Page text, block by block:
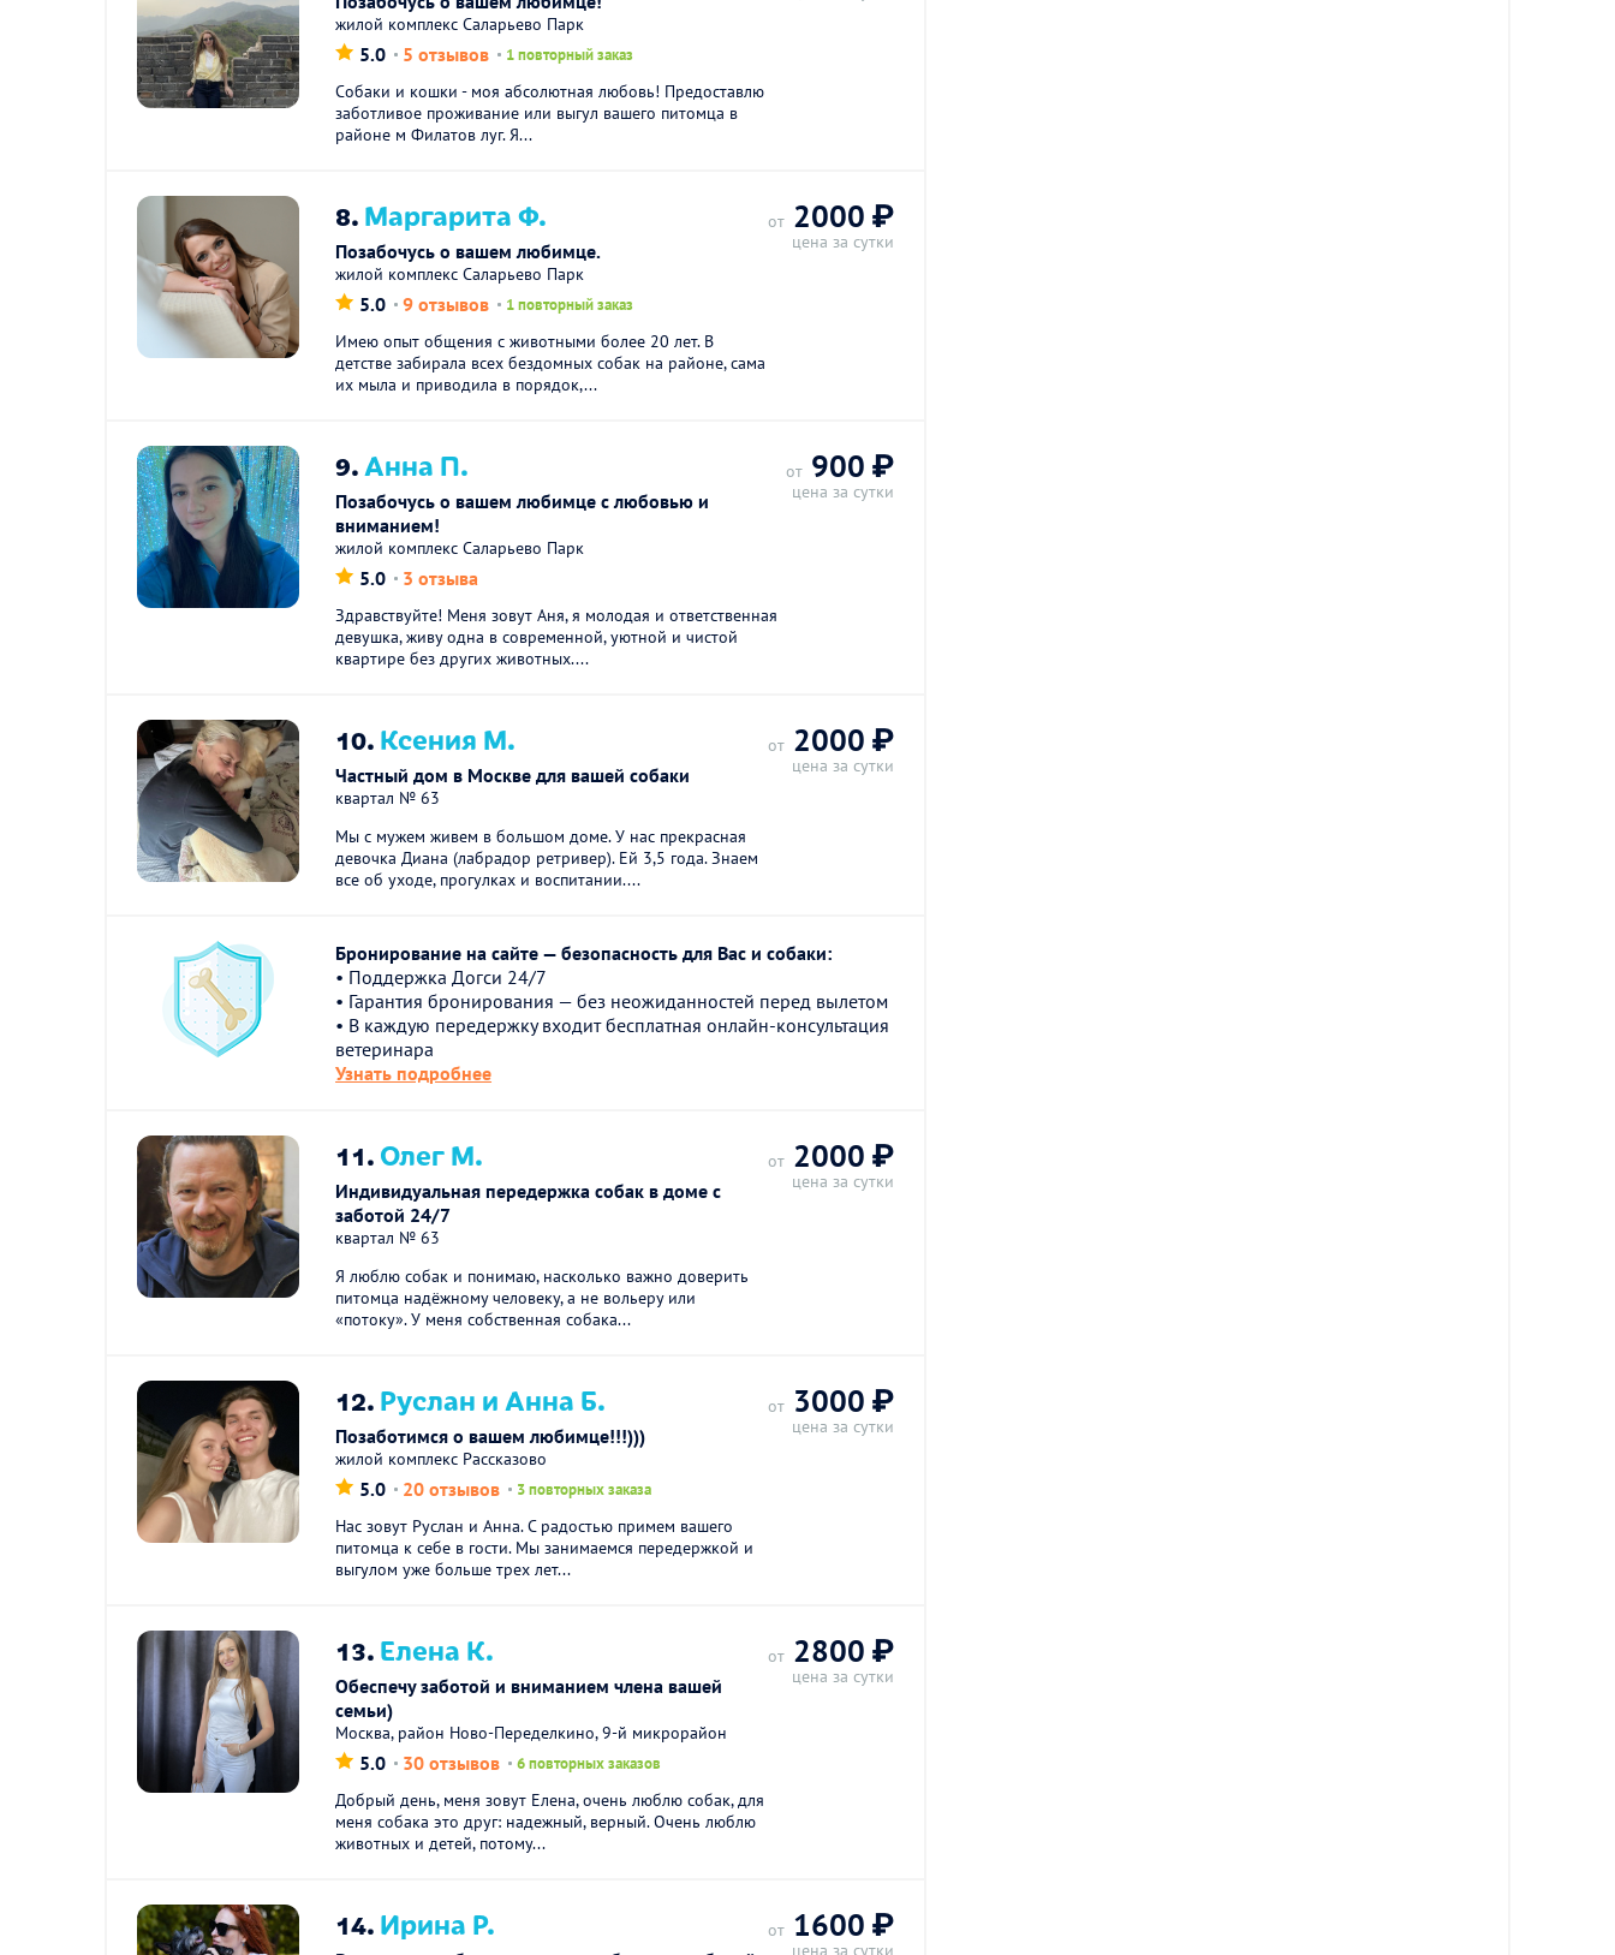
жилой комплекс Саларьево Парк
5.0 5 отзывов 1 повторный заказ
Собаки и кошки - моя абсолютная любовь! Предоставлю
заботливое проживание или выгул вашего питомца в
районе м Филатов луг. Я...
8.Маргарита Ф.
Позабочусь о вашем любимце.
жилой комплекс Саларьево Парк
5.0 9 отзывов 1 повторный заказ
Имею опыт общения с животными более 20 лет. В
детстве забирала всех бездомных собак на районе, сама
их мыла и приводила в порядок,...
от 2000 ₽
цена за сутки
9.Анна П.
Позабочусь о вашем любимце с любовью и
вниманием!
жилой комплекс Саларьево Парк
5.0 3 отзыва
Здравствуйте! Меня зовут Аня, я молодая и ответственная
девушка, живу одна в современной, уютной и чистой
квартире без других животных....
от 900 ₽
цена за сутки
10.Ксения М.
Частный дом в Москве для вашей собаки
квартал № 63
Мы с мужем живем в большом доме. У нас прекрасная
девочка Диана (лабрадор ретривер). Ей 3,5 года. Знаем
все об уходе, прогулках и воспитании....
от 2000 ₽
цена за сутки
Бронирование на сайте — безопасность для Вас и собаки:
• Поддержка Догси 24/7
• Гарантия бронирования — без неожиданностей перед вылетом
• В каждую передержку входит бесплатная онлайн-консультация
ветеринара
Узнать подробнее
11.Олег М.
Индивидуальная передержка собак в доме с
заботой 24/7
квартал № 63
Я люблю собак и понимаю, насколько важно доверить
питомца надёжному человеку, а не вольеру или
«потоку». У меня собственная собака...
от 2000 ₽
цена за сутки
12.Руслан и Анна Б.
Позаботимся о вашем любимце!!!)))
жилой комплекс Рассказово
5.0 20 отзывов 3 повторных заказа
Нас зовут Руслан и Анна. С радостью примем вашего
питомца к себе в гости. Мы занимаемся передержкой и
выгулом уже больше трех лет...
от 3000 ₽
цена за сутки
13.Елена К.
Обеспечу заботой и вниманием члена вашей
семьи)
Москва, район Ново-Переделкино, 9-й микрорайон
5.0 30 отзывов 6 повторных заказов
Добрый день, меня зовут Елена, очень люблю собак, для
меня собака это друг: надежный, верный. Очень люблю
животных и детей, потому...
от 2800 ₽
цена за сутки
14.Ирина Р. от 1600 ₽
цена за сутки